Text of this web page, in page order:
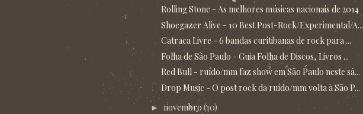
Rolling Stone - As melhores músicas nacionais de 2014
Shoegazer Alive - 10 Best Post-Rock/Experimental/A...
Catraca Livre - 6 bandas curitibanas de rock para ...
Folha de São Paulo - Guia Folha de Discos, Livros ...
Red Bull - ruído/mm faz show em São Paulo neste sá...
Drop Music - O post rock da ruído/mm volta à São P...
►novembro (10)